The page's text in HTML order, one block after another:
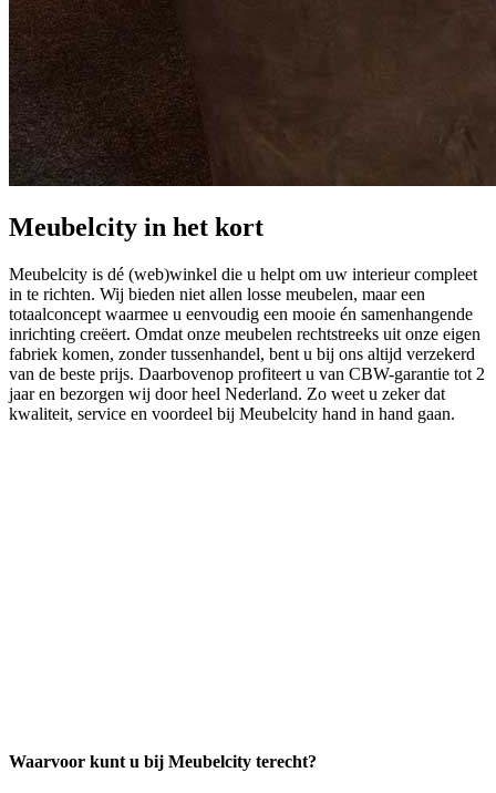
Meubelcity in het kort
Meubelcity is dé (web)winkel die u helpt om uw interieur compleet
in te richten. Wij bieden niet allen losse meubelen, maar een
totaalconcept waarmee u eenvoudig een mooie én samenhangende
inrichting creëert. Omdat onze meubelen rechtstreeks uit onze eigen
fabriek komen, zonder tussenhandel, bent u bij ons altijd verzekerd
van de beste prijs. Daarbovenop profiteert u van CBW-garantie tot 2
jaar en bezorgen wij door heel Nederland. Zo weet u zeker dat
kwaliteit, service en voordeel bij Meubelcity hand in hand gaan.
Waarvoor kunt u bij Meubelcity terecht?